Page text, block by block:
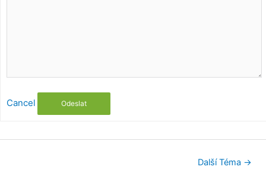
Cancel Odeslat
Další Téma →